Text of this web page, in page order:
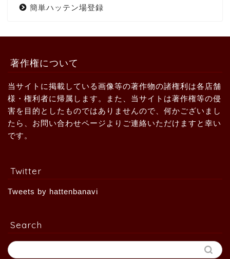
簡単ハッテン場登録
著作権について
当サイトに掲載している画像等の著作物の諸権利は各店舗
様・権利者に帰属します。また、当サイトは著作権等の侵
害を目的としたものではありませんので、何かございまし
たら、お問い合わせページよりご連絡いただけますと幸い
です。
Twitter
Tweets by hattenbanavi
Search